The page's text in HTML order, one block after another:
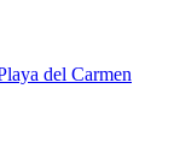
del Carmen